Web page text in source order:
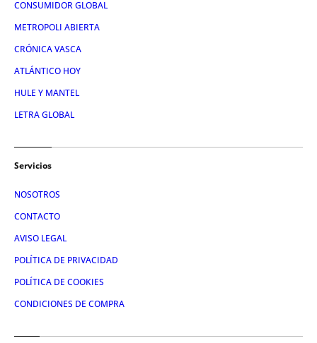
CONSUMIDOR GLOBAL
METROPOLI ABIERTA
CRÓNICA VASCA
ATLÁNTICO HOY
HULE Y MANTEL
LETRA GLOBAL
Servicios
NOSOTROS
CONTACTO
AVISO LEGAL
POLÍTICA DE PRIVACIDAD
POLÍTICA DE COOKIES
CONDICIONES DE COMPRA